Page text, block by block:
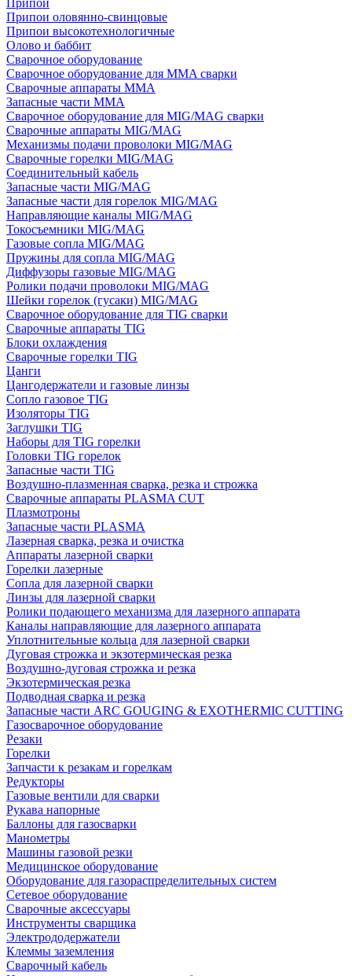
Припои
Припои оловянно-свинцовые
Припои высокотехнологичные
Олово и баббит
Сварочное оборудование
Сварочное оборудование для MMA сварки
Сварочные аппараты MMA
Запасные части MMA
Сварочное оборудование для MIG/MAG сварки
Сварочные аппараты MIG/MAG
Механизмы подачи проволоки MIG/MAG
Сварочные горелки MIG/MAG
Соединительный кабель
Запасные части MIG/MAG
Запасные части для горелок MIG/MAG
Направляющие каналы MIG/MAG
Токосъемники MIG/MAG
Газовые сопла MIG/MAG
Пружины для сопла MIG/MAG
Диффузоры газовые MIG/MAG
Ролики подачи проволоки MIG/MAG
Шейки горелок (гусаки) MIG/MAG
Сварочное оборудование для TIG сварки
Сварочные аппараты TIG
Блоки охлаждения
Сварочные горелки TIG
Цанги
Цангодержатели и газовые линзы
Сопло газовое TIG
Изоляторы TIG
Заглушки TIG
Наборы для TIG горелки
Головки TIG горелок
Запасные части TIG
Воздушно-плазменная сварка, резка и строжка
Сварочные аппараты PLASMA CUT
Плазмотроны
Запасные части PLASMA
Лазерная сварка, резка и очистка
Аппараты лазерной сварки
Горелки лазерные
Сопла для лазерной сварки
Линзы для лазерной сварки
Ролики подающего механизма для лазерного аппарата
Каналы направляющие для лазерного аппарата
Уплотнительные кольца для лазерной сварки
Дуговая строжка и экзотермическая резка
Воздушно-дуговая строжка и резка
Экзотермическая резка
Подводная сварка и резка
Запасные части ARC GOUGING & EXOTHERMIC CUTTING
Газосварочное оборудование
Резаки
Горелки
Запчасти к резакам и горелкам
Редукторы
Газовые вентили для сварки
Рукава напорные
Баллоны для газосварки
Манометры
Машины газовой резки
Медицинское оборудование
Оборудование для газораспределительных систем
Сетевое оборудование
Сварочные аксессуары
Инструменты сварщика
Электрододержатели
Клеммы заземления
Сварочный кабель